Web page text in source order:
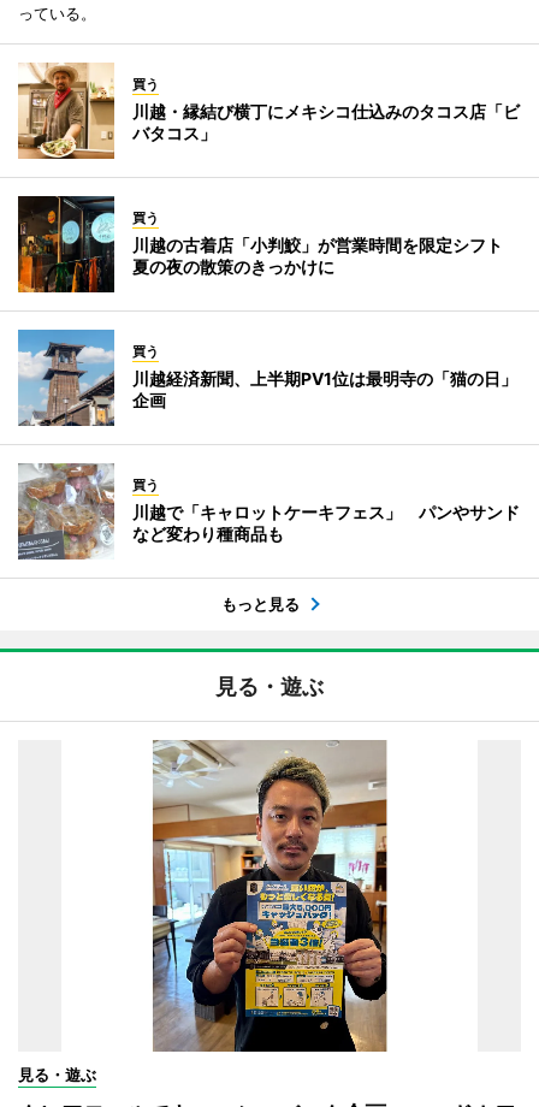
っている。
買う
川越・縁結び横丁にメキシコ仕込みのタコス店「ビ
バタコス」
買う
川越の古着店「小判鮫」が営業時間を限定シフト
夏の夜の散策のきっかけに
買う
川越経済新聞、上半期PV1位は最明寺の「猫の日」
企画
買う
川越で「キャロットケーキフェス」 パンやサンド
など変わり種商品も
もっと見る
見る・遊ぶ
見る・遊ぶ